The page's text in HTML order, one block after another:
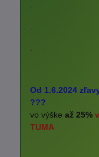
Od 1.6.2024
???
vo výške až 25%
TUMA